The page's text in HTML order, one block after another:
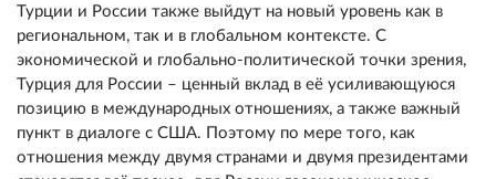
Турции и России также выйдут на новый уровень как в
региональном, так и в глобальном контексте. С
экономической и глобально-политической точки зрения,
Турция для России – ценный вклад в её усиливающуюся
позицию в международных отношениях, а также важный
пункт в диалоге с США. Поэтому по мере того, как
отношения между двумя странами и двумя президентами